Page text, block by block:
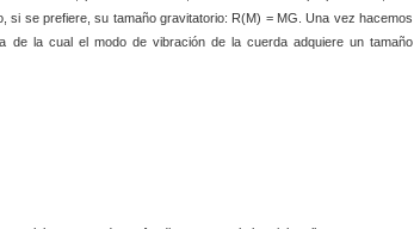
si se prefiere, su tamaño gravitatorio: R(M) = MG. Una vez hacemos
de la cual el modo de vibración de la cuerda adquiere un tamaño